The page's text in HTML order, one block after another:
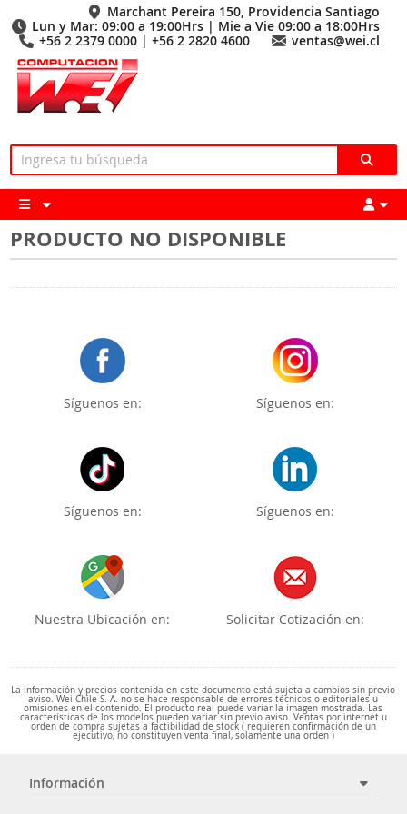
Marchant Pereira 150, Providencia Santiago
Lun y Mar: 09:00 a 19:00Hrs | Mie a Vie 09:00 a 18:00Hrs
+56 2 2379 0000 | +56 2 2820 4600
ventas@wei.cl
PRODUCTO NO DISPONIBLE
Síguenos en: Síguenos en:
Síguenos en: Síguenos en:
Nuestra Ubicación en: Solicitar Cotización en:
La información y precios contenida en este documento está sujeta a cambios sin previo
aviso. Wei Chile S. A. no se hace responsable de errores técnicos o editoriales u
omisiones en el contenido. El producto real puede variar la imagen mostrada. Las
características de los modelos pueden variar sin previo aviso. Ventas por internet u
orden de compra sujetas a factibilidad de stock ( requieren confirmación de un
ejecutivo, no constituyen venta final, solamente una orden )
Información